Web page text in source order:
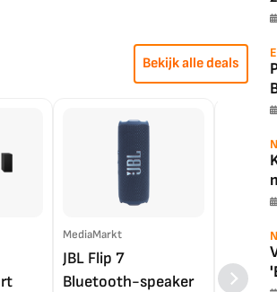
Bekijk alle deals
MediaMarkt
JBL Flip 7
Bluetooth-speaker
LG
4K TV